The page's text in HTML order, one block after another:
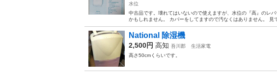
水位
中古品です。壊れてはいないので使えますが、水位の『高』のレ
かもしれません。 カバーをしてますので汚なくはありません。 見
National 除湿機
2,500円 高知 吾川郡
生活家電
高さ50cmくらいです。